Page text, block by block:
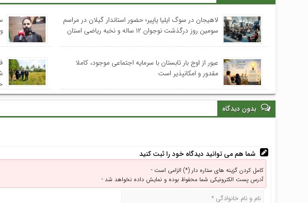
لاهیجان در سوگ ایلیا یاپیر؛ حضور استاندار گیلان در مراسم
سومین روز درگذشت نوجوان ۱۲ ساله و نخبه ریاضی استان
عبور از اوج بار تابستان با سرمایه اجتماعی موجود، کاملا
مقدور و امکانپذیر است
بدون دیدگاه
شما هم می توانید دیدگاه خود را ثبت کنید
کامل کردن گزینه های ستاره دار (*) الزامی است -
آدرس پست الکترونیکی شما محفوظ بوده و نمایش داده نخواهد شد -